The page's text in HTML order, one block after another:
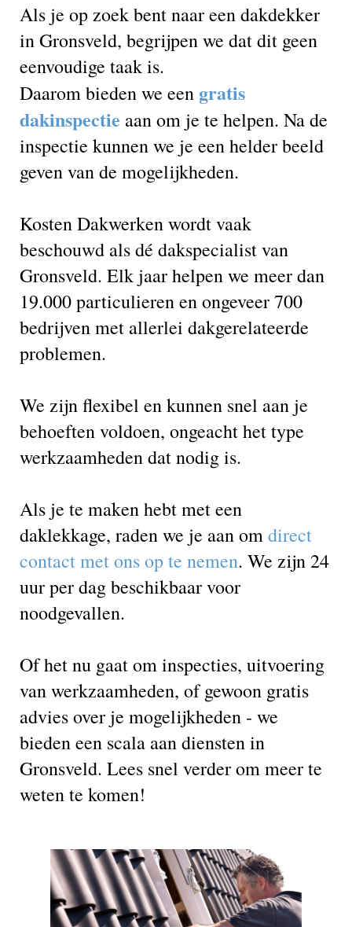
Als je op zoek bent naar een dakdekker
in Gronsveld, begrijpen we dat dit geen
eenvoudige taak is.
Daarom bieden we een gratis
dakinspectie aan om je te helpen. Na de
inspectie kunnen we je een helder beeld
geven van de mogelijkheden.
Kosten Dakwerken wordt vaak
beschouwd als dé dakspecialist van
Gronsveld. Elk jaar helpen we meer dan
19.000 particulieren en ongeveer 700
bedrijven met allerlei dakgerelateerde
problemen.
We zijn flexibel en kunnen snel aan je
behoeften voldoen, ongeacht het type
werkzaamheden dat nodig is.
Als je te maken hebt met een
daklekkage, raden we je aan omdirect
contact met ons op te nemen. We zijn 24
uur per dag beschikbaar voor
noodgevallen.
Of het nu gaat om inspecties, uitvoering
van werkzaamheden, of gewoon gratis
advies over je mogelijkheden - we
bieden een scala aan diensten in
Gronsveld. Lees snel verder om meer te
weten te komen!